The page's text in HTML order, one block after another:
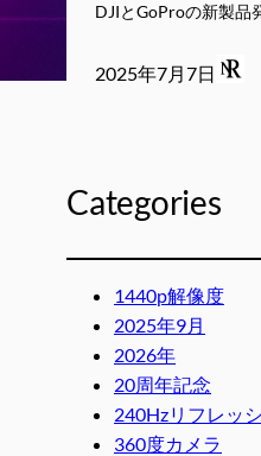
DJIとGoProの新製品
2025年7月7日
Categories
1440p解像度
2025年9月
2026年
20周年記念
240Hzリフレッ
360度カメラ